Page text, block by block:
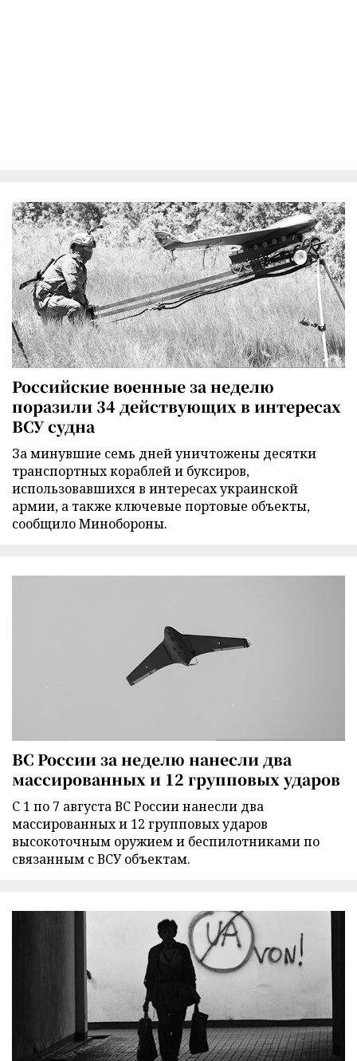
Российские военные за неделю
поразили 34 действующих в интересах
ВСУ судна
За минувшие семь дней уничтожены десятки
транспортных кораблей и буксиров,
использовавшихся в интересах украинской
армии, а также ключевые портовые объекты,
сообщило Минобороны.
ВС России за неделю нанесли два
массированных и 12 групповых ударов
С 1 по 7 августа ВС России нанесли два
массированных и 12 групповых ударов
высокоточным оружием и беспилотниками по
связанным с ВСУ объектам.